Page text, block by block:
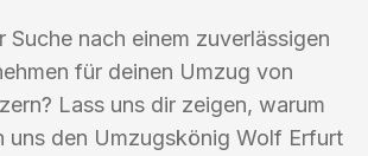
Suche nach einem zuverlässigen
für deinen Umzug von
Lass uns dir zeigen, warum
uns den Umzugskönig Wolf Erfurt